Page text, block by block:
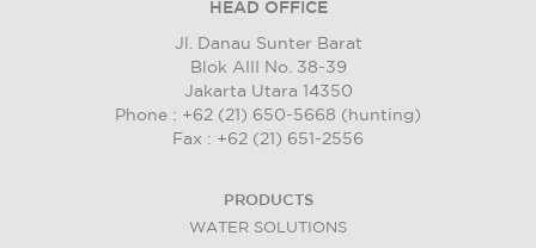
HEAD OFFICE
Jl. Danau Sunter Barat
Blok AIII No. 38-39
Jakarta Utara 14350
Phone : +62 (21) 650-5668 (hunting)
Fax : +62 (21) 651-2556
PRODUCTS
WATER SOLUTIONS